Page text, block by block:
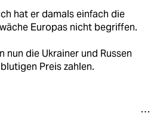
hat er damals einfach die
Europas nicht begriffen.
nun die Ukrainer und Russen
Preis zahlen.